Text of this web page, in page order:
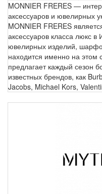
MONNIER FRERES —
аксессуаров и ювелирных
MONNIER FRERES
аксессуаров класса люкс
ювелирных изделий,
находится именно на этом
предлагает каждый сезон
известных брендов, как
Jacobs, Michael Kors,